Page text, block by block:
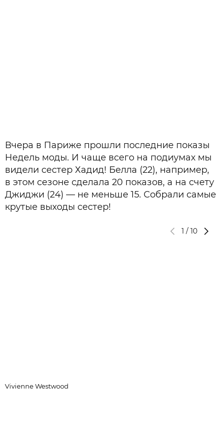
Вчера в Париже прошли последние показы
Недель моды. И чаще всего на подиумах мы
видели сестер Хадид! Белла (22), например,
в этом сезоне сделала 20 показов, а на счету
Джиджи (24) — не меньше 15. Собрали самые
крутые выходы сестер!
1 / 10
Vivienne Westwood